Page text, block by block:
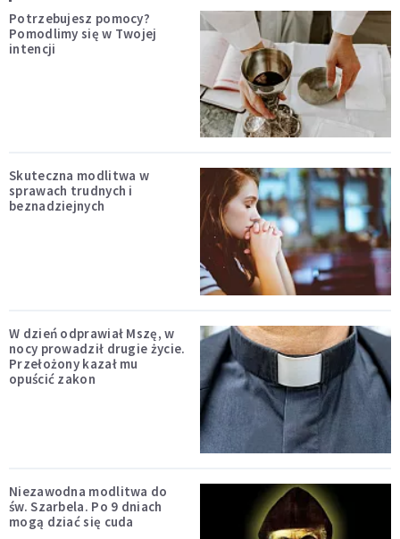
Potrzebujesz pomocy?
Pomodlimy się w Twojej
intencji
Skuteczna modlitwa w
sprawach trudnych i
beznadziejnych
W dzień odprawiał Mszę, w
nocy prowadził drugie życie.
Przełożony kazał mu
opuścić zakon
Niezawodna modlitwa do
św. Szarbela. Po 9 dniach
mogą dziać się cuda